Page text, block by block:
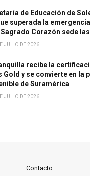
de Educación de
superada la
Sagrado Corazón sede
JULIO DE 2026
recibe la
Gold y se convierte en la
de Suramérica
JULIO DE 2026
Contacto